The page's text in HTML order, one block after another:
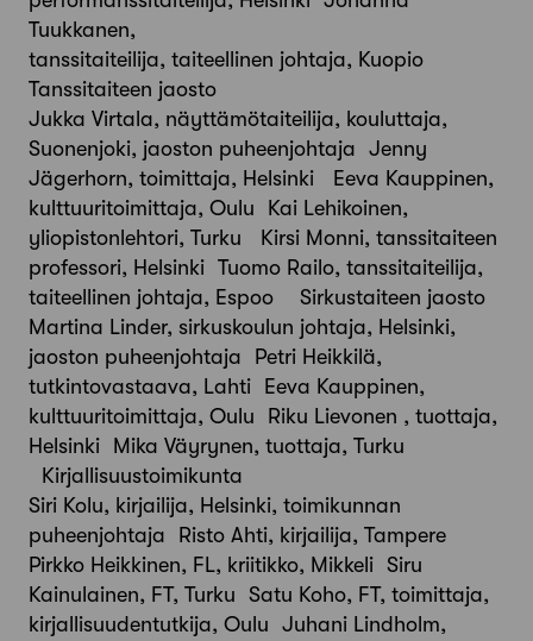
Tuukkanen,
tanssitaiteilija, taiteellinen johtaja, Kuopio
Tanssitaiteen jaosto
Jukka Virtala, näyttämötaiteilija, kouluttaja,
Suonenjoki, jaoston puheenjohtaja Jenny
Jägerhorn, toimittaja, Helsinki Eeva Kauppinen,
kulttuuritoimittaja, Oulu Kai Lehikoinen,
yliopistonlehtori, Turku Kirsi Monni, tanssitaiteen
professori, Helsinki Tuomo Railo, tanssitaiteilija,
taiteellinen johtaja, Espoo Sirkustaiteen jaosto
Martina Linder, sirkuskoulun johtaja, Helsinki,
jaoston puheenjohtaja Petri Heikkilä,
tutkintovastaava, Lahti Eeva Kauppinen,
kulttuuritoimittaja, Oulu Riku Lievonen , tuottaja,
Helsinki Mika Väyrynen, tuottaja, Turku
Kirjallisuustoimikunta
Siri Kolu, kirjailija, Helsinki, toimikunnan
puheenjohtaja Risto Ahti, kirjailija, Tampere
Pirkko Heikkinen, FL, kriitikko, Mikkeli Siru
Kainulainen, FT, Turku Satu Koho, FT, toimittaja,
kirjallisuudentutkija, Oulu Juhani Lindholm,